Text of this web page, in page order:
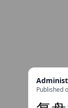
Published